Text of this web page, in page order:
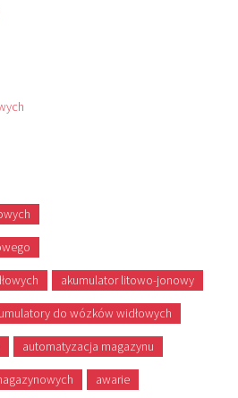
akumulator litowo-jonowy
do wózków widłowych
automatyzacja magazynu
awarie